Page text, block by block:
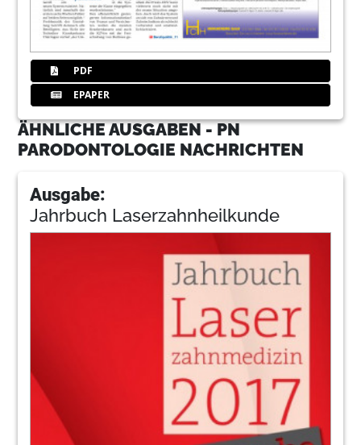
PDF
EPAPER
ÄHNLICHE AUSGABEN - PN
PARODONTOLOGIE NACHRICHTEN
Ausgabe:
Jahrbuch Laserzahnheilkunde